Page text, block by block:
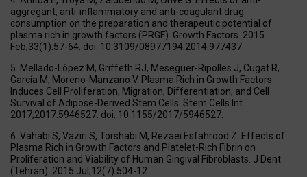
aggregant, anti-inflammatory and anti-coagulant drug
consumption on the preparation and therapeutic potential of
plasma rich in growth factors (PRGF). Growth Factors. 2015
Feb;33(1):57-64. doi: 10.3109/08977194.2014.977437.
Mellado-López M, Griffeth RJ, Meseguer-Ripolles J, Cugat R,
García M, Moreno-Manzano V. Plasma Rich in Growth Factors
Induces Cell Proliferation, Migration, Differentiation, and Cell
Survival of Adipose-Derived Stem Cells. Stem Cells Int.
2017;2017:5946527. doi: 10.1155/2017/5946527.
Vahabi S, Vaziri S, Torshabi M, Rezaei Esfahrood Z. Effects of
Plasma Rich in Growth Factors and Platelet-Rich Fibrin on
Proliferation and Viability of Human Gingival Fibroblasts. J Dent
(Tehran). 2015 Jul;12(7):504-12.